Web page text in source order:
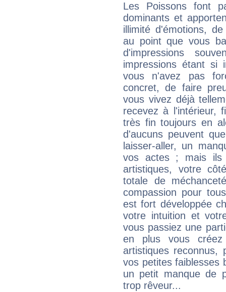
Les Poissons font
dominants et
illimité d'émotions,
au point que vous
d'impressions
impressions étant si
vous n'avez pas
concret, de faire
vous vivez déjà
recevez à l'intérieur,
très fin toujours en
d'aucuns peuvent
laisser-aller, un
vos actes ; mais ils
artistiques, votre
totale de
compassion pour
est fort développée
votre intuition et
vous passiez une
en plus vous
artistiques reconnus,
vos petites faiblesses
un petit manque de
trop rêveur...